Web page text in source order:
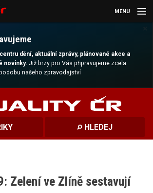
dění, aktuální zprávy, plánované akce a
novinky.Již brzy pro Vás připravujeme zcela
našeho zpravodajství
MENU
HLEDEJ
Zelení ve Zlíně sestavují